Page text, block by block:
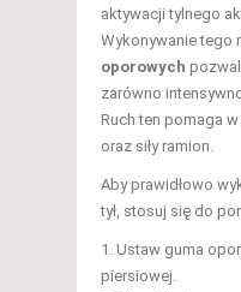
aktywacji tylnego
Wykonywanie tego
oporowych
zarówno
Ruch ten pomaga
oraz siły ramion.
Aby prawidłowo
tył, stosuj się do
Ustaw guma
piersiowej.